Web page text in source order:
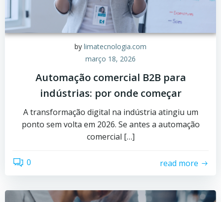
by limatecnologia.com
março 18, 2026
Automação comercial B2B para
indústrias: por onde começar
A transformação digital na indústria atingiu um
ponto sem volta em 2026. Se antes a automação
comercial […]
0 read more